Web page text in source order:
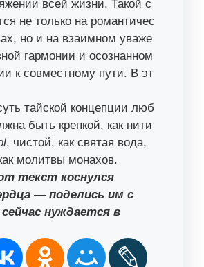
всей жизни. Такой с
не только на романтичес
но и на взаимном уваже
гармонии и осознанном
к совместному пути. В эт
тайской концепции люб
быть крепкой, как нити
, чистой, как святая вода,
молитвы монахов.
текст коснулся
— поделись им с
нуждается в